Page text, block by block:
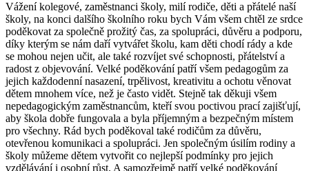
Vážení kolegové, zaměstnanci školy, milí rodiče, děti a přátelé naší
školy, na konci dalšího školního roku bych Vám všem chtěl ze srdce
poděkovat za společně prožitý čas, za spolupráci, důvěru a podporu,
díky kterým se nám daří vytvářet školu, kam děti chodí rády a kde
se mohou nejen učit, ale také rozvíjet své schopnosti, přátelství a
radost z objevování. Velké poděkování patří všem pedagogům za
jejich každodenní nasazení, trpělivost, kreativitu a ochotu věnovat
dětem mnohem více, než je často vidět. Stejně tak děkuji všem
nepedagogickým zaměstnancům, kteří svou poctivou prací zajišťují,
aby škola dobře fungovala a byla příjemným a bezpečným místem
pro všechny. Rád bych poděkoval také rodičům za důvěru,
otevřenou komunikaci a spolupráci. Jen společným úsilím rodiny a
školy můžeme dětem vytvořit co nejlepší podmínky pro jejich
vzdělávání i osobní růst. A samozřejmě patří velké poděkování